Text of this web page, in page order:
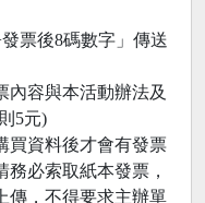
票後8碼數字」傳送
容與本活動辦法及
5元)
買資料後才會有發票
必索取紙本發票，
傳，不得要求主辦單